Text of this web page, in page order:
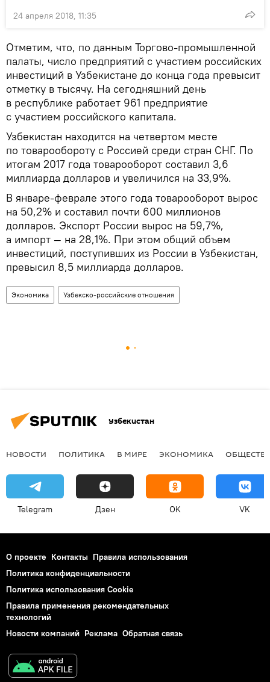
24 апреля 2018, 11:35
Отметим, что, по данным Торгово-промышленной
палаты, число предприятий с участием российских
инвестиций в Узбекистане до конца года превысит
отметку в тысячу. На сегодняшний день
в республике работает 961 предприятие
с участием российского капитала.
Узбекистан находится на четвертом месте
по товарообороту с Россией среди стран СНГ. По
итогам 2017 года товарооборот составил 3,6
миллиарда долларов и увеличился на 33,9%.
В январе-феврале этого года товарооборот вырос
на 50,2% и составил почти 600 миллионов
долларов. Экспорт России вырос на 59,7%,
а импорт — на 28,1%. При этом общий объем
инвестиций, поступивших из России в Узбекистан,
превысил 8,5 миллиарда долларов.
Экономика Узбекско-российские отношения
Узбекистан
НОВОСТИ ПОЛИТИКА В МИРЕ ЭКОНОМИКА
Telegram Дзен OK VK
О проекте Контакты Правила использования
Политика конфиденциальности
Политика использования Cookie
Правила применения рекомендательных
технологий
Новости компаний Реклама Обратная связь